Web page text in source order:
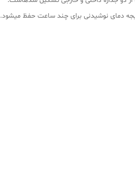
دمای نوشیدنی برای چند ساعت حفظ میشود.